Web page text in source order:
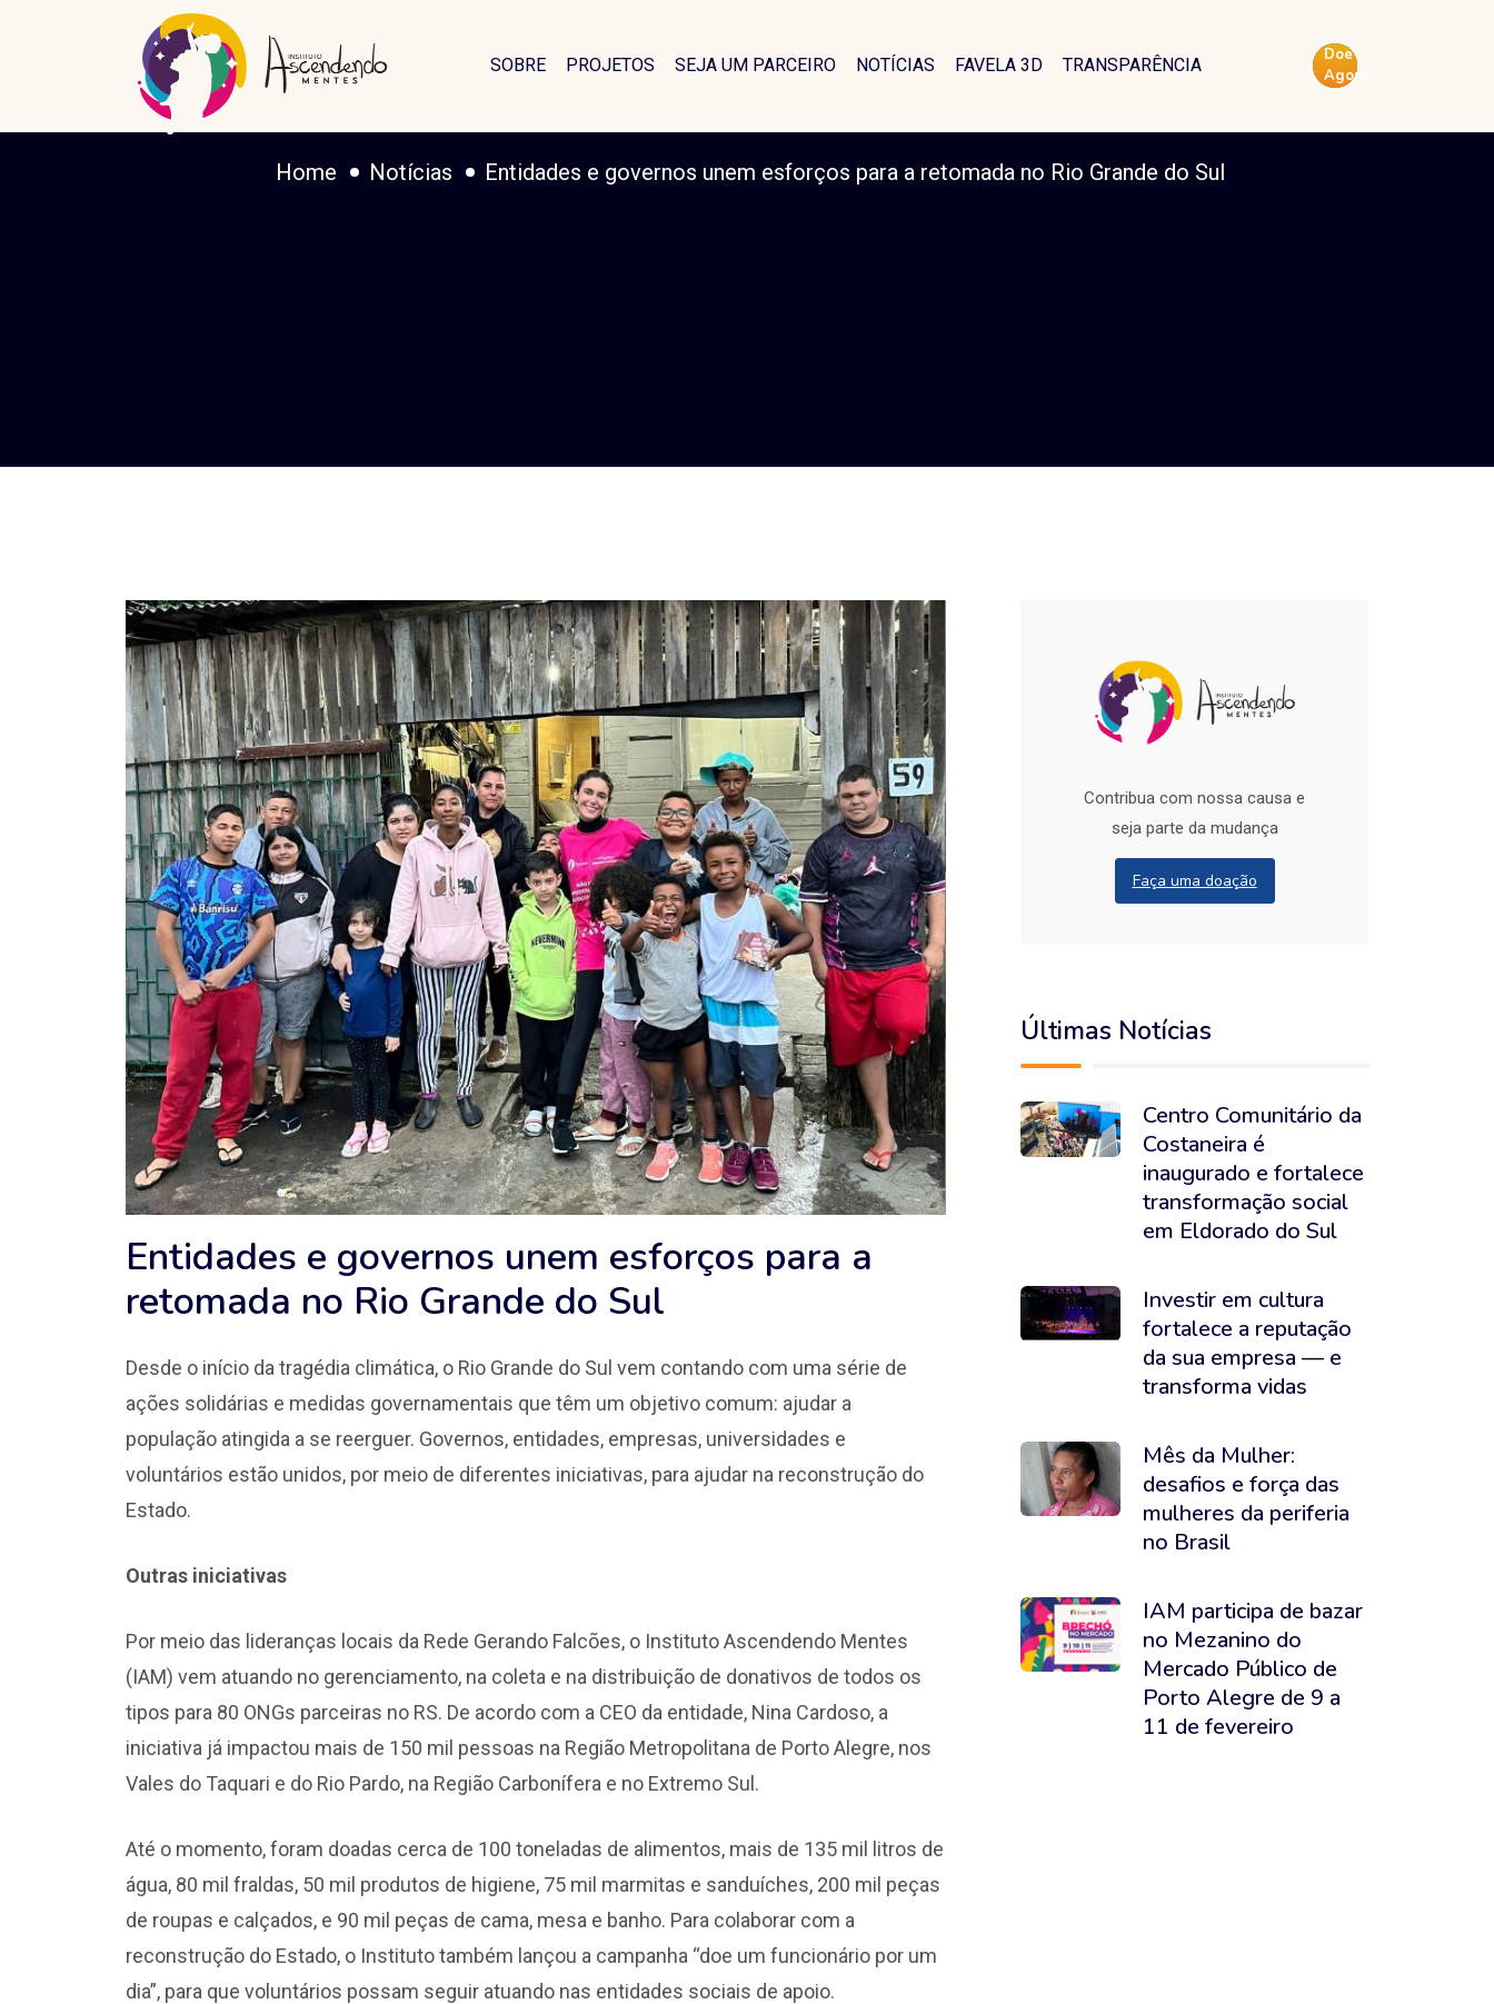
SOBRE PROJETOS SEJA UM PARCEIRO NOTÍCIAS FAVELA 3D TRANSPARÊNCIA
Doe
Agora
Entidades e governos unem esforços
para a retomada no Rio Grande do Sul
Home Notícias Entidades e governos unem esforços para a retomada no Rio Grande do Sul
Entidades e governos unem esforços para a
retomada no Rio Grande do Sul
Desde o início da tragédia climática, o Rio Grande do Sul vem contando com uma série de
ações solidárias e medidas governamentais que têm um objetivo comum: ajudar a
população atingida a se reerguer. Governos, entidades, empresas, universidades e
voluntários estão unidos, por meio de diferentes iniciativas, para ajudar na reconstrução do
Estado.
Outras iniciativas
Por meio das lideranças locais da Rede Gerando Falcões, o Instituto Ascendendo Mentes
(IAM) vem atuando no gerenciamento, na coleta e na distribuição de donativos de todos os
tipos para 80 ONGs parceiras no RS. De acordo com a CEO da entidade, Nina Cardoso, a
iniciativa já impactou mais de 150 mil pessoas na Região Metropolitana de Porto Alegre, nos
Vales do Taquari e do Rio Pardo, na Região Carbonífera e no Extremo Sul.
Até o momento, foram doadas cerca de 100 toneladas de alimentos, mais de 135 mil litros de
água, 80 mil fraldas, 50 mil produtos de higiene, 75 mil marmitas e sanduíches, 200 mil peças
de roupas e calçados, e 90 mil peças de cama, mesa e banho. Para colaborar com a
reconstrução do Estado, o Instituto também lançou a campanha “doe um funcionário por um
dia”, para que voluntários possam seguir atuando nas entidades sociais de apoio.
Contribua com nossa causa e
seja parte da mudança
Faça uma doação
Últimas Notícias
Centro Comunitário da
Costaneira é
inaugurado e fortalece
transformação social
em Eldorado do Sul
Investir em cultura
fortalece a reputação
da sua empresa — e
transforma vidas
Mês da Mulher:
desafios e força das
mulheres da periferia
no Brasil
IAM participa de bazar
no Mezanino do
Mercado Público de
Porto Alegre de 9 a
11 de fevereiro